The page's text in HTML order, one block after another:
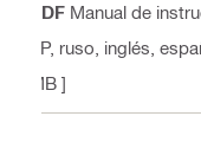
PDF Manual de
TP , ruso, inglés,
MB ]